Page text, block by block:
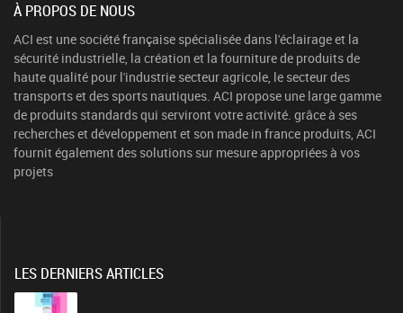
À PROPOS DE NOUS
ACI est une société française spécialisée dans l'éclairage et la
sécurité industrielle, la création et la fourniture de produits de
haute qualité pour l'industrie secteur agricole, le secteur des
transports et des sports nautiques. ACI propose une large gamme
de produits standards qui serviront votre activité. grâce à ses
recherches et développement et son made in france produits, ACI
fournit également des solutions sur mesure appropriées à vos
projets
LES DERNIERS ARTICLES